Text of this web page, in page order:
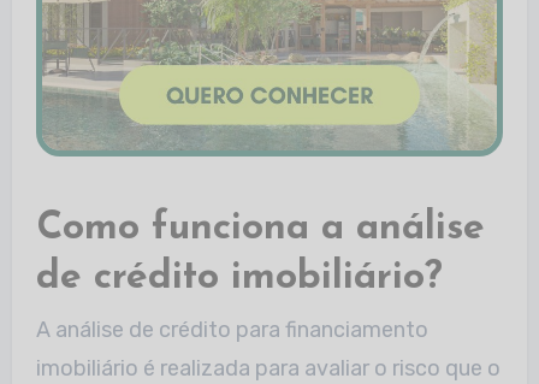
Como funciona a análise
de crédito imobiliário?
A análise de crédito para financiamento
imobiliário é realizada para avaliar o risco que o